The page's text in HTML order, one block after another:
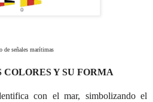
de señales marítimas
Y SU FORMA
con el mar, simbolizando el